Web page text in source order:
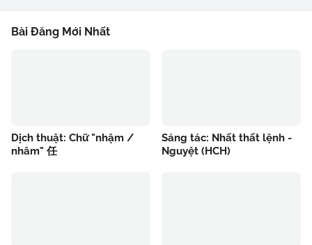
Bài Đăng Mới Nhất
Dịch thuật: Chữ "nhậm /
nhâm" 任
Sáng tác: Nhất thất lệnh -
Nguyệt (HCH)